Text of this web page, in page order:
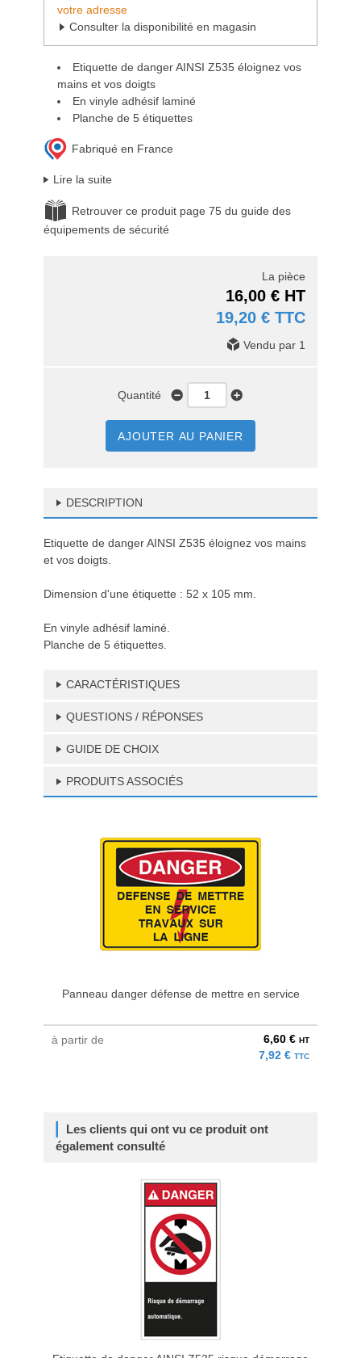
votre adresse
Consulter la disponibilité en magasin
Etiquette de danger AINSI Z535 éloignez vos
mains et vos doigts
En vinyle adhésif laminé
Planche de 5 étiquettes
Fabriqué en France
Lire la suite
Retrouver ce produit page 75 du guide des
équipements de sécurité
La pièce
16,00 € HT
19,20 € TTC
Vendu par 1
Quantité
AJOUTER AU PANIER
DESCRIPTION
Etiquette de danger AINSI Z535 éloignez vos mains
et vos doigts.
Dimension d'une étiquette : 52 x 105 mm.
En vinyle adhésif laminé.
Planche de 5 étiquettes.
CARACTÉRISTIQUES
QUESTIONS / RÉPONSES
GUIDE DE CHOIX
PRODUITS ASSOCIÉS
Panneau danger défense de mettre en service
à partir de 6,60 € HT
7,92 € TTC
Les clients qui ont vu ce produit ont
également consulté